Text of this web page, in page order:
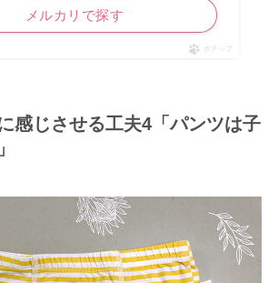
メルカリで探す
ポチップ
感じさせる工夫4「パンツは子